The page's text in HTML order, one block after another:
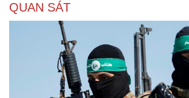
QUAN SÁT